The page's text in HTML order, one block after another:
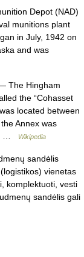
Depot (NAD)
munitions plant
in July, 1942 on
and was
The Hingham
the “Cohasset
located between
Annex was
…
Wikipedia
sandėlis
vienetas
komplektuoti, vesti
sandėlis gali